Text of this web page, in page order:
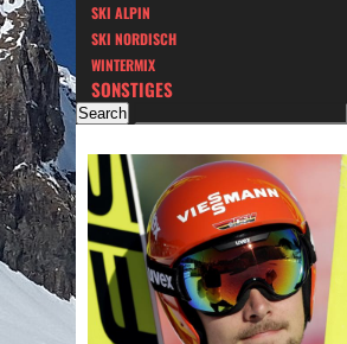
SKI ALPIN
SKI NORDISCH
WINTERMIX
SONSTIGES